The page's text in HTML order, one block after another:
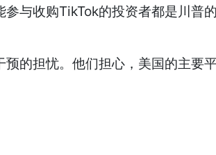
与收购TikTok的投资者都是川
的担忧。他们担心，美国的主